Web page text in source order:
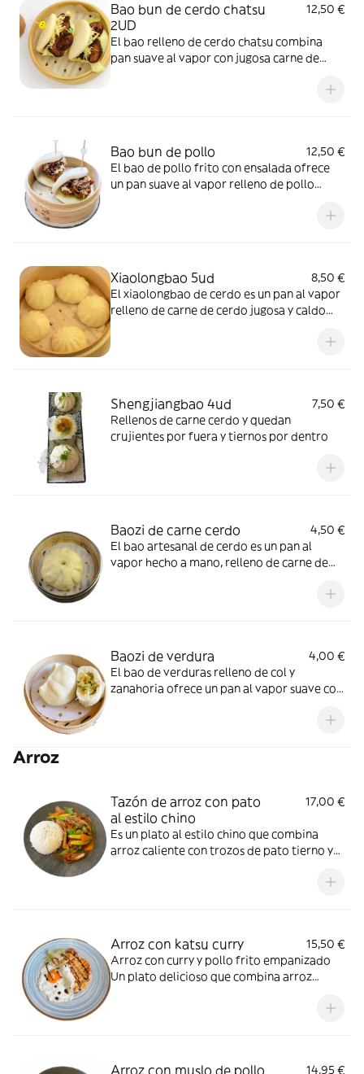
Bao bun de cerdo chatsu
2UD
12,50 €
El bao relleno de cerdo chatsu combina
pan suave al vapor con jugosa carne de
Bao bun de pollo
12,50 €
El bao de pollo frito con ensalada ofrece
un pan suave al vapor relleno de pollo
Xiaolongbao 5ud
8,50 €
El xiaolongbao de cerdo es un pan al vapor
relleno de carne de cerdo jugosa y caldo
Shengjiangbao 4ud
7,50 €
Rellenos de carne cerdo y quedan
crujientes por fuera y tiernos por dentro
Baozi de carne cerdo
4,50 €
El bao artesanal de cerdo es un pan al
vapor hecho a mano, relleno de carne de
Baozi de verdura
4,00 €
El bao de verduras relleno de col y
zanahoria ofrece un pan al vapor suave con
Arroz
Tazón de arroz con pato
al estilo chino
17,00 €
Es un plato al estilo chino que combina
arroz caliente con trozos de pato tierno y
Arroz con katsu curry
15,50 €
Arroz con curry y pollo frito empanizado
Un plato delicioso que combina arroz
asiático y una pieza de pollo empanizado y
Arroz con muslo de pollo 14,95 €